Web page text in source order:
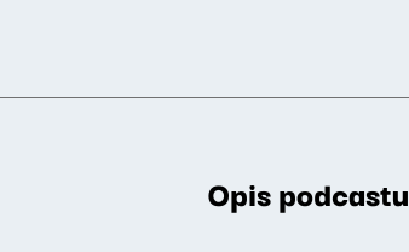
Opis podcastu